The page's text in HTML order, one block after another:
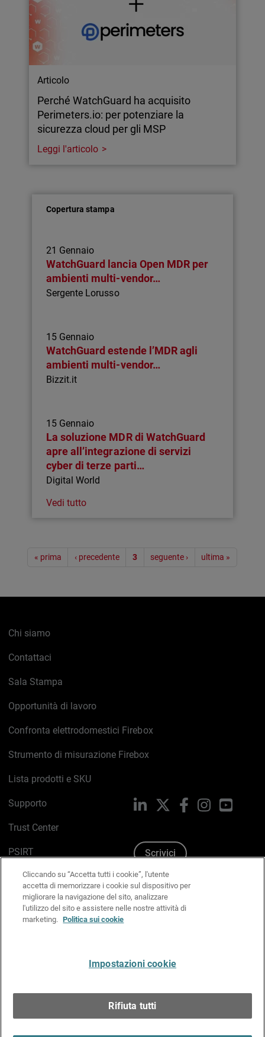
Articolo
Perché WatchGuard ha acquisito
Perimeters.io: per potenziare la
sicurezza cloud per gli MSP
Leggi l'articolo
Copertura stampa
21 Gennaio
WatchGuard lancia Open MDR per
ambienti multi-vendor…
Sergente Lorusso
15 Gennaio
WatchGuard estende l’MDR agli
ambienti multi-vendor…
Bizzit.it
15 Gennaio
La soluzione MDR di WatchGuard
apre all’integrazione di servizi
cyber di terze parti…
Digital World
Vedi tutto
Paginazione
« prima ‹ precedente 3 seguente › ultima »
Chi siamo
Contattaci
Sala Stampa
Opportunità di lavoro
Confronta elettrodomestici Firebox
Strumento di misurazione Firebox
Lista prodotti e SKU
Supporto
Trust Center
PSIRT
Politica sui cookie
Informativa sulla privacy
Kit Media & Brand
LinkedIn FacebookInstagram
Scrivici
Cliccando su “Accetta tutti i cookie”, l'utente
accetta di memorizzare i cookie sul dispositivo per
migliorare la navigazione del sito, analizzare
l'utilizzo del sito e assistere nelle nostre attività di
marketing. Politica sui cookie
Impostazioni cookie
Rifiuta tutti